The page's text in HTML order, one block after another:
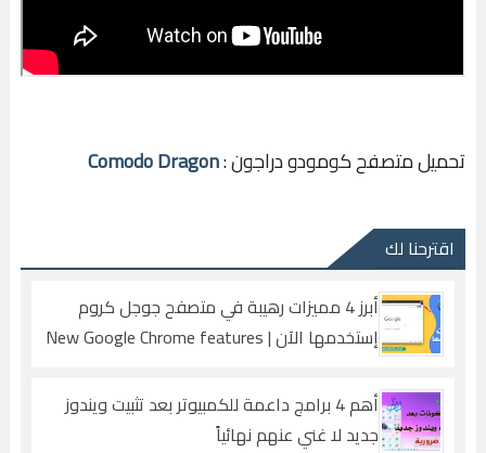
تحميل متصفح كومودو دراجون :Comodo Dragon
اقترحنا لك
أبرز 4 مميزات رهيبة في متصفح جوجل كروم
إستخدمها الآن | New Google Chrome features
أهم 4 برامج داعمة للكمبيوتر بعد تثبيت ويندوز
جديد لا غني عنهم نهائياً